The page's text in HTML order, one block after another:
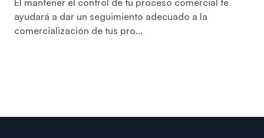
El mantener el control de tu proceso comercial te
ayudará a dar un seguimiento adecuado a la
comercialización de tus pro...